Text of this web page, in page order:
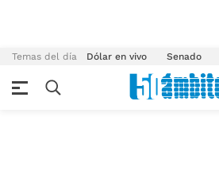
Temas del día Dólar en vivo Senado